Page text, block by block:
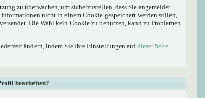
zu überwachen, um sicherzustellen, dass Sie angemeldet
nicht in einem Cookie gespeichert werden sollen,
Die Wahl kein Cookie zu benutzen, kann zu Problemen
ändern, indem Sie Ihre Einstellungen aufdieser Seite
bearbeiten?